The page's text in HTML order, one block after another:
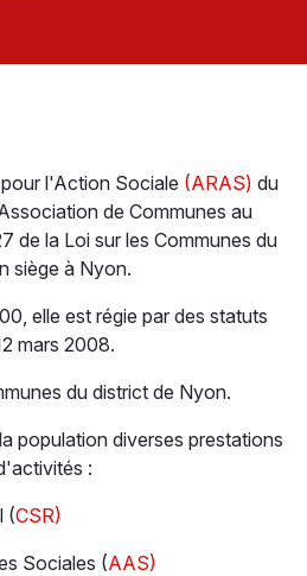
l'Action Sociale (ARAS) du
de Communes au
de la Loi sur les Communes du
siège à Nyon.
elle est régie par des statuts
mars 2008.
du district de Nyon.
population diverses prestations
:
(CSR)
Sociales (AAS)